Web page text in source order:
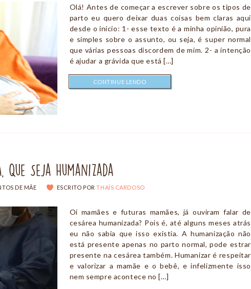
Olá! Antes de começar a escrever sobre os tipos de
parto eu quero deixar duas coisas bem claras aqui
desde o início: 1- esse texto é a minha opinião, pura
e simples sobre o assunto, ou seja, é super normal
que várias pessoas discordem de mim. 2- a intenção
é ajudar a grávida que está […]
CONTINUE LENDO
Que Seja Humanizada
DE MÃE ESCRITO POR THAÍS CARDOSO
Oi mamães e futuras mamães, já ouviram falar de
cesárea humanizada? Pois é, até alguns meses atrás
eu não sabia que isso existia. A humanização não
está presente apenas no parto normal, pode estrar
presente na cesárea também. Humanizar é respeitar
e valorizar a mamãe e o bebê, e infelizmente isso
nem sempre acontece no […]